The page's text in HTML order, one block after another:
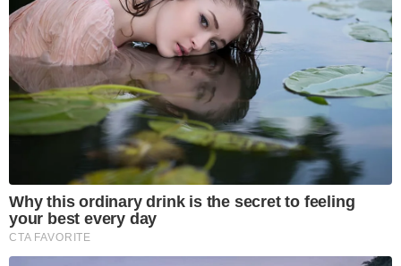
Why this ordinary drink is the secret to feeling
your best every day
CTA FAVORITE